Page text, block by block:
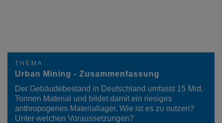
THEMA
Urban Mining - Zusammenfassung
Der Gebäudebestand in Deutschland umfasst 15 Mrd.
Tonnen Material und bildet damit ein riesiges
anthropogenes Materiallager. Wie ist es zu nutzen?
Unter welchen Voraussetzungen?